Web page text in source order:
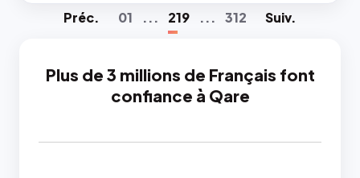
Préc. 01 ... 219 ... 312 Suiv.
Plus de 3 millions de Français font
confiance à Qare